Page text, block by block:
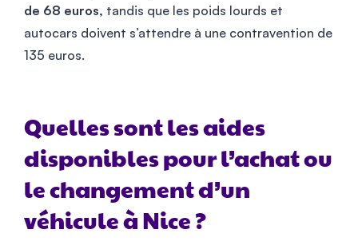
de 68 euros, tandis que les poids lourds et
autocars doivent s’attendre à une contravention de
135 euros.
Quelles sont les aides
disponibles pour l’achat ou
le changement d’un
véhicule à Nice ?